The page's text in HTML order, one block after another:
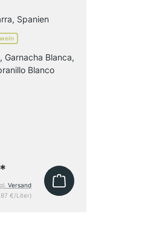
Spanien
Garnacha Blanca,
Blanco
*
Versand
€/Liter)